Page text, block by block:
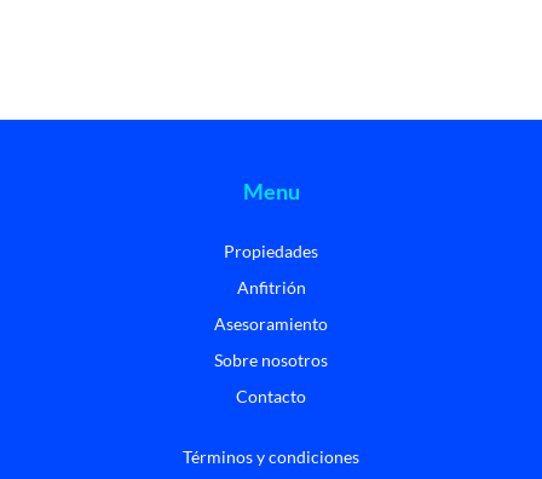
Menu
Propiedades
Anfitrión
Asesoramiento
Sobre nosotros
Contacto
Términos y condiciones